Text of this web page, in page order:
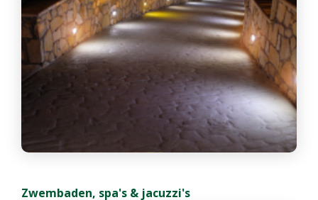
Zwembaden, spa's & jacuzzi's